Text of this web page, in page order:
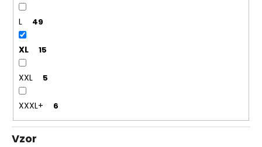
L 49
XL 15
XXL 5
XXXL+ 6
Vzor